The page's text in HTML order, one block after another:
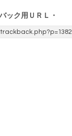
ック用ＵＲＬ・